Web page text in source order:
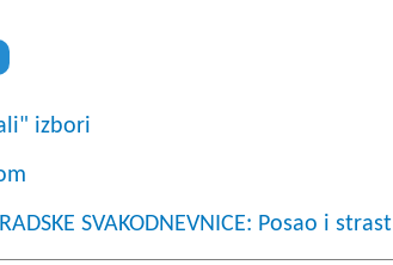
izbori
SVAKODNEVNICE: Posao i strast